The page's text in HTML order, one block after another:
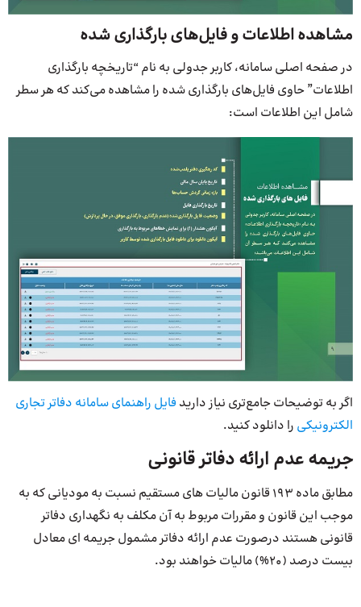
مشاهده اطلاعات و فایل‌های بارگذاری شده
در صفحه اصلی سامانه، کاربر جدولی به نام “تاریخچه بارگذاری
اطلاعات” حاوی فایل‌های بارگذاری شده را مشاهده می‌کند که هر سطر
شامل این اطلاعات است:
اگر به توضیحات جامع‌تری نیاز دارید فایل راهنمای سامانه دفاتر تجاری
الکترونیکی را دانلود کنید.
جریمه عدم ارائه دفاتر قانونی
مطابق ماده ۱۹۳ قانون مالیات های مستقیم نسبت به مودیانی که به
موجب این قانون و مقررات مربوط به آن مکلف به نگهداری دفاتر
قانونی هستند درصورت عدم ارائه دفاتر مشمول جریمه ای معادل
بیست درصد (۲۰%) مالیات خواهند بود.